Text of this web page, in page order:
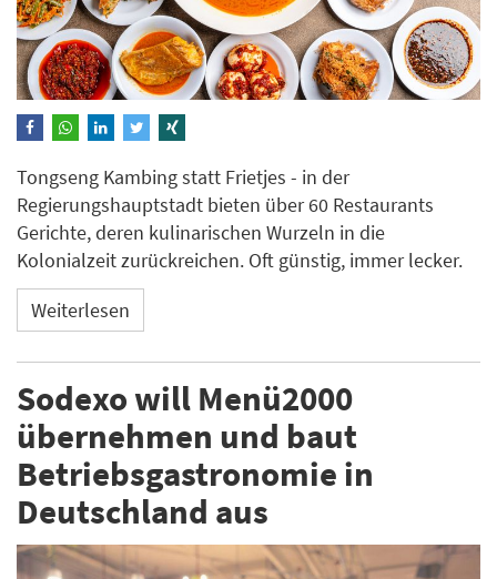
Tongseng Kambing statt Frietjes - in der
Regierungshauptstadt bieten über 60 Restaurants
Gerichte, deren kulinarischen Wurzeln in die
Kolonialzeit zurückreichen. Oft günstig, immer lecker.
Weiterlesen
Sodexo will Menü2000
übernehmen und baut
Betriebsgastronomie in
Deutschland aus